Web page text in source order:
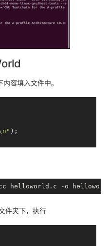
容填入文件中。
);
件夹下，执行